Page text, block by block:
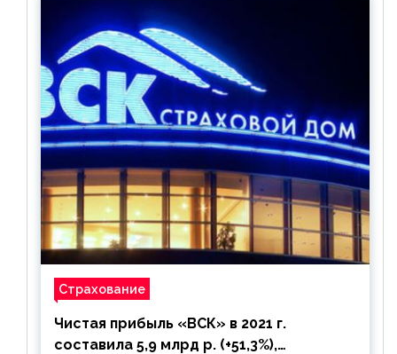
Страхование
Чистая прибыль «ВСК» в 2021 г.
составила 5,9 млрд р. (+51,3%),